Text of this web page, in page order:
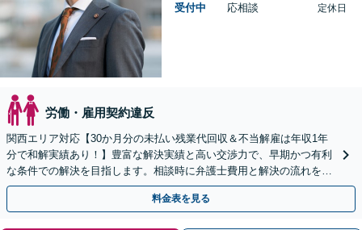
受付中
応相談
定休日
労働・雇用契約違反
関西エリア対応【30か月分の未払い残業代回収＆不当解雇は年収1年
分で和解実績あり！】豊富な解決実績と高い交渉力で、早期かつ有利
な条件での解決を目指します。相談時に弁護士費用と解決の流れを丁
寧に説明いたしますので、安心してお問い合わせ下さい。
料金表を見る